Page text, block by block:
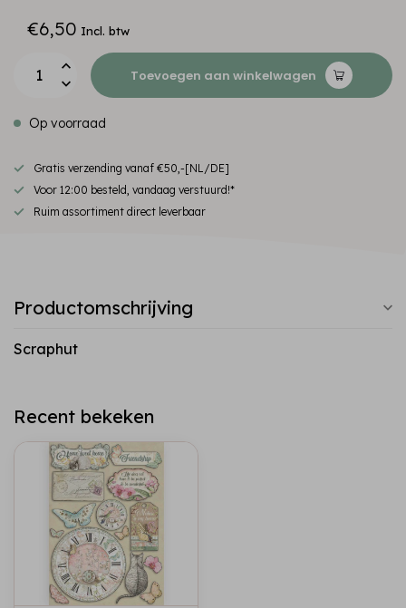
€6,50 Incl. btw
Toevoegen aan winkelwagen
Op voorraad
Gratis verzending vanaf €50,-[NL/DE]
Voor 12:00 besteld, vandaag verstuurd!*
Ruim assortiment direct leverbaar
Productomschrijving
Scraphut
Recent bekeken